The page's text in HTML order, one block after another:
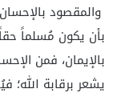
والمقصود
بأن يكون مُسلماً
بالإيمان، فمن
يشعر برقابة